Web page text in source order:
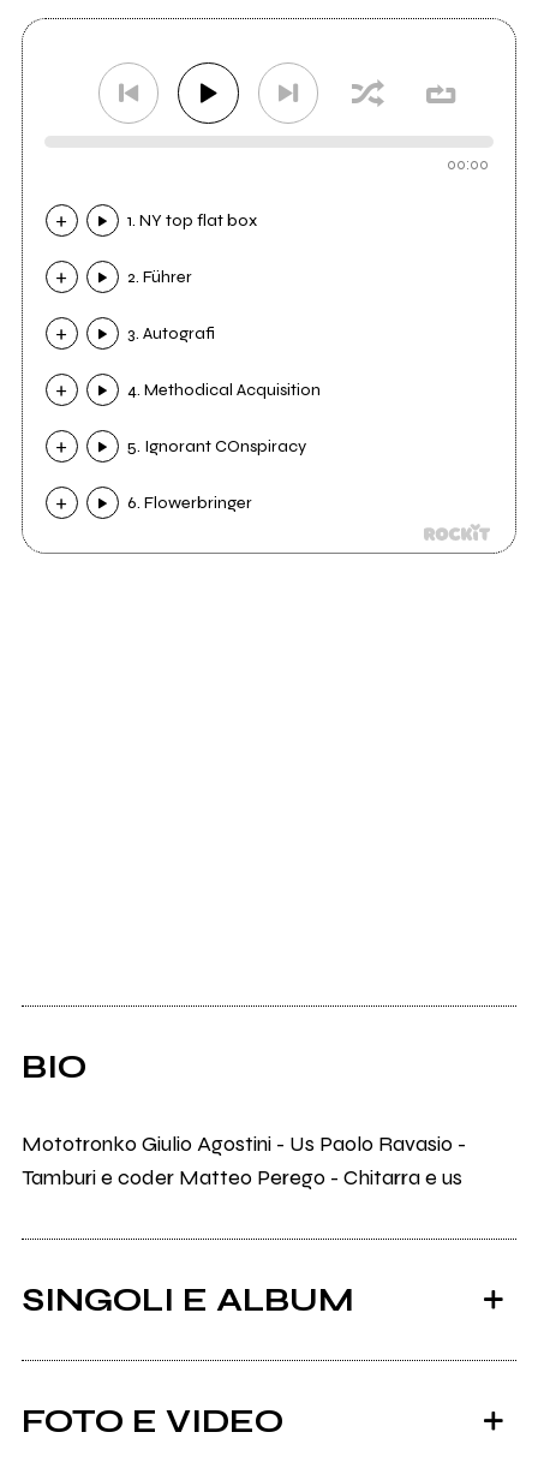
00:00
1. NY top flat box
2. Führer
3. Autografi
4. Methodical Acquisition
5. Ignorant COnspiracy
6. Flowerbringer
BIO
Mototronko Giulio Agostini - Us Paolo Ravasio -
Tamburi e coder Matteo Perego - Chitarra e us
SINGOLI E ALBUM
FOTO E VIDEO